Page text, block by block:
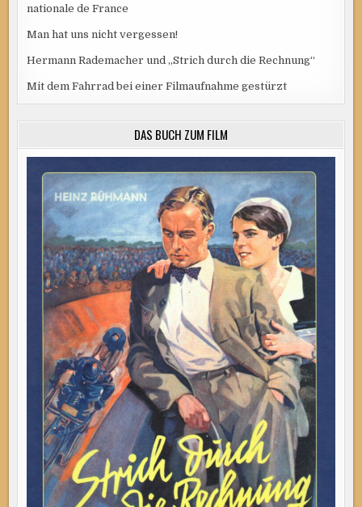
nationale de France
Man hat uns nicht vergessen!
Hermann Rademacher und „Strich durch die Rechnung“
Mit dem Fahrrad bei einer Filmaufnahme gestürzt
DAS BUCH ZUM FILM